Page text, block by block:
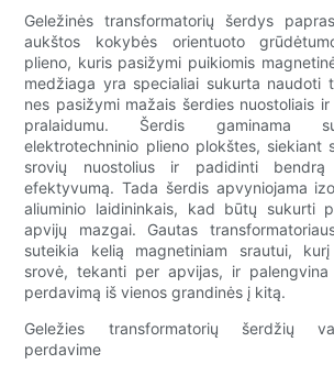
Geležinės transformatorių šerdys
aukštos kokybės orientuoto
plieno, kuris pasižymi puikiomis
medžiaga yra specialiai sukurta naudoti
nes pasižymi mažais šerdies nuostoliais
pralaidumu. Šerdis gaminama
elektrotechninio plieno plokštes, siekiant
srovių nuostolius ir padidinti bendrą
efektyvumą. Tada šerdis apvyniojama
aliuminio laidininkais, kad būtų sukurti
apvijų mazgai. Gautas
suteikia kelią magnetiniam srautui,
srovė, tekanti per apvijas, ir palengvina
perdavimą iš vienos grandinės į kitą.
Geležies transformatorių šerdžių
perdavime